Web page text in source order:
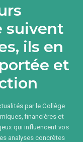
suivent
ils en
et
par le Collège
financières et
qui influencent vos
analyses concrètes